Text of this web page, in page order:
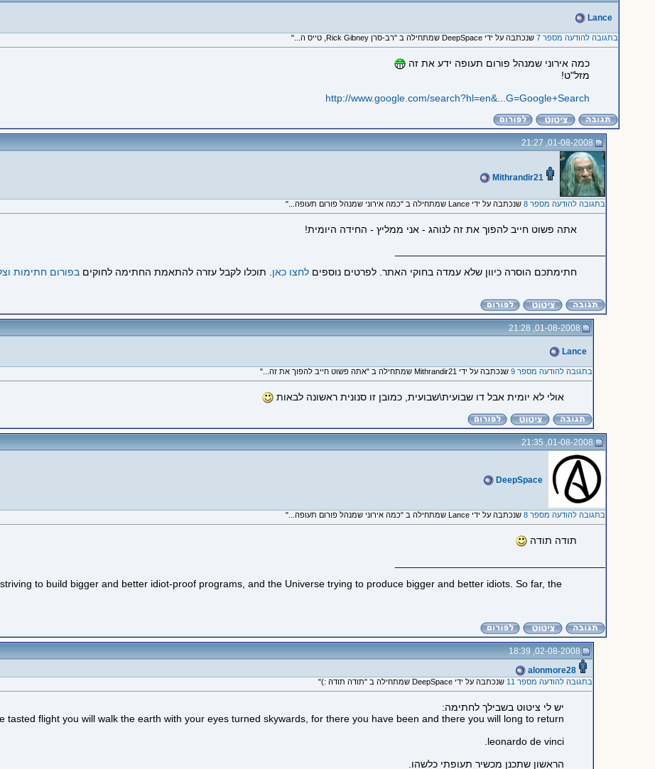
Lance
בתגובה להודעה מספר 7 שנכתבה על ידי DeepSpace שמתחילה ב "רב-סרן Rick Gibney, טייס ה..."
כמה אירוני שמנהל פורום תעופה ידע את זה
מזל"ט!
http://www.google.com/search?hl=en&...G=Google+Search
01-08-2008, 21:27
Mithrandir21
בתגובה להודעה מספר 8 שנכתבה על ידי Lance שמתחילה ב "כמה אירוני שמנהל פורום תעופה..."
אתה פשוט חייב להפוך את זה לנוהג - אני ממליץ - החידה היומית!
חתימתכם הוסרה כיוון שלא עמדה בחוקי האתר. לפרטים נוספים לחצו כאן . תוכלו לקבל עזרה להתאמת החתימה לחוקים בפורום חתימות
01-08-2008, 21:28
Lance
בתגובה להודעה מספר 9 שנכתבה על ידי Mithrandir21 שמתחילה ב "אתה פשוט חייב להפוך את זה..."
אולי לא יומית אבל דו שבועית\שבועית, כמובן זו סנונית ראשונה לבאות
01-08-2008, 21:35
DeepSpace
בתגובה להודעה מספר 8 שנכתבה על ידי Lance שמתחילה ב "כמה אירוני שמנהל פורום תעופה..."
תודה תודה
to build bigger and better idiot-proof programs, and the Universe trying to produce bigger and better idiots. So far, the
02-08-2008, 18:39
alonmore28
בתגובה להודעה מספר 11
שנכתבה על ידי DeepSpace שמתחילה ב "תודה תודה :)"
יש לי ציטוט בשבילך לחתימה:
tasted flight you will walk the earth with your eyes turned skywards, for there you have been and there you will long to return.
leonardo de vinci.
הראשון שתכנן מכשיר תעופתי כלשהו.